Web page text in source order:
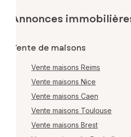
Annonces
Vente de maisons
Vente maisons Reims
Vente maisons Nice
Vente maisons Caen
Vente maisons Toulouse
Vente maisons Brest